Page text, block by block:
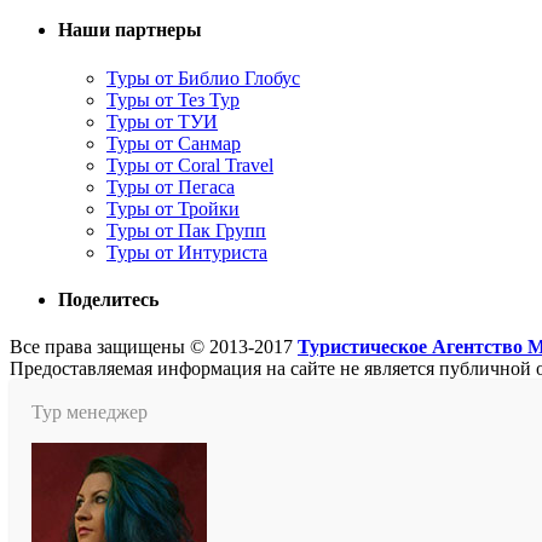
Наши партнеры
Туры от Библио Глобус
Туры от Тез Тур
Туры от ТУИ
Туры от Санмар
Туры от Coral Travel
Туры от Пегаса
Туры от Тройки
Туры от Пак Групп
Туры от Интуриста
Поделитесь
Все права защищены © 2013-2017 Туристическое Агентство
Предоставляемая информация на сайте не является публичной
Тур менеджер